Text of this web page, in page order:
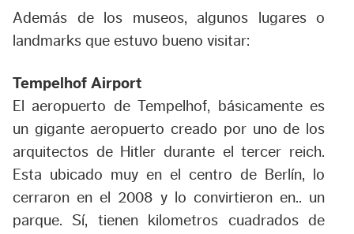
Además de los museos, algunos lugares o
landmarks que estuvo bueno visitar:
Tempelhof Airport
El aeropuerto de Tempelhof, básicamente es
un gigante aeropuerto creado por uno de los
arquitectos de Hitler durante el tercer reich.
Esta ubicado muy en el centro de Berlín, lo
cerraron en el 2008 y lo convirtieron en.. un
parque. Sí, tienen kilometros cuadrados de